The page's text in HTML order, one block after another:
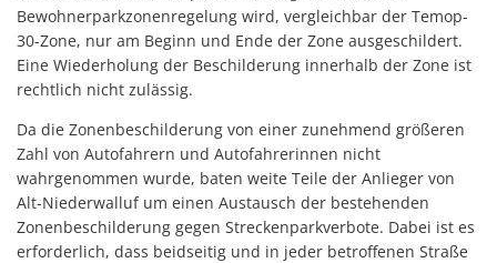
Bewohnerparkzonenregelung wird, vergleichbar der Temop-
30-Zone, nur am Beginn und Ende der Zone ausgeschildert.
Eine Wiederholung der Beschilderung innerhalb der Zone ist
rechtlich nicht zulässig.
Da die Zonenbeschilderung von einer zunehmend größeren
Zahl von Autofahrern und Autofahrerinnen nicht
wahrgenommen wurde, baten weite Teile der Anlieger von
Alt-Niederwalluf um einen Austausch der bestehenden
Zonenbeschilderung gegen Streckenparkverbote. Dabei ist es
erforderlich, dass beidseitig und in jeder betroffenen Straße